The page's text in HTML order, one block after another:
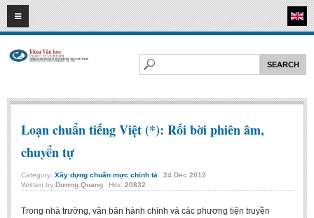
08 2026
HOME
Faculty of Literature
Department of Foreign Literatures and Comparative Literature
Department of Sinology-Nom Studies
Loạn chuẩn tiếng Việt (*): Rối bời phiên âm,
chuyển tự
Category: Xây dựng chuẩn mực chính tả 24 Dec 2012
Written by Dương Quang Hits: 20832
Trong nhà trường, văn bản hành chính và các phương tiện truyền